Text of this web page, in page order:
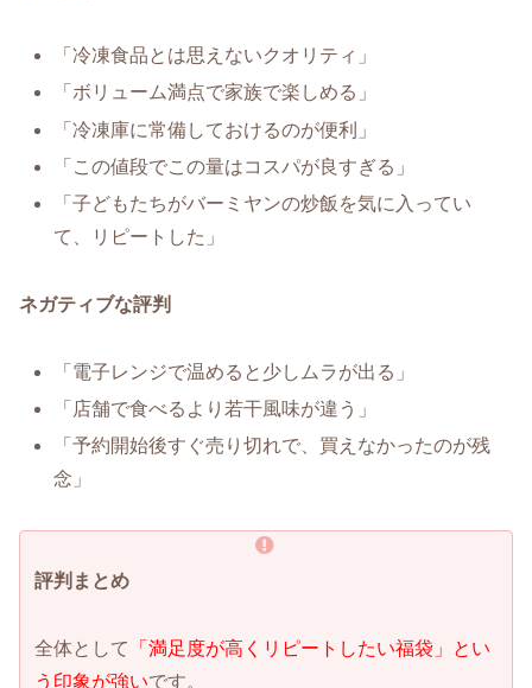
「冷凍食品とは思えないクオリティ」
「ボリューム満点で家族で楽しめる」
「冷凍庫に常備しておけるのが便利」
「この値段でこの量はコスパが良すぎる」
「子どもたちがバーミヤンの炒飯を気に入ってい
て、リピートした」
ネガティブな評判
「電子レンジで温めると少しムラが出る」
「店舗で食べるより若干風味が違う」
「予約開始後すぐ売り切れで、買えなかったのが残
念」
評判まとめ
全体として
「満足度が高くリピートしたい福袋」とい
う印象が強いです。